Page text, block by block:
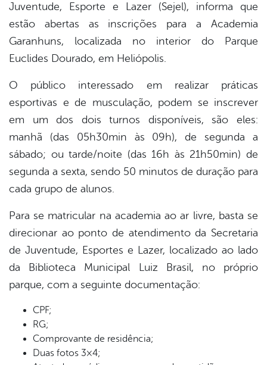
Juventude, Esporte e Lazer (Sejel), informa que
estão abertas as inscrições para a Academia
Garanhuns, localizada no interior do Parque
Euclides Dourado, em Heliópolis.
O público interessado em realizar práticas
esportivas e de musculação, podem se inscrever
em um dos dois turnos disponíveis, são eles:
manhã (das 05h30min às 09h), de segunda a
sábado; ou tarde/noite (das 16h às 21h50min) de
segunda a sexta, sendo 50 minutos de duração para
cada grupo de alunos.
Para se matricular na academia ao ar livre, basta se
direcionar ao ponto de atendimento da Secretaria
de Juventude, Esportes e Lazer, localizado ao lado
da Biblioteca Municipal Luiz Brasil, no próprio
parque, com a seguinte documentação:
CPF;
RG;
Comprovante de residência;
Duas fotos 3×4;